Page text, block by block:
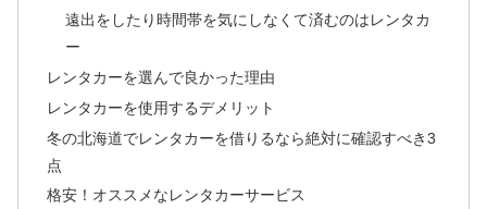
遠出をしたり時間帯を気にしなくて済むのはレンタカ
ー
レンタカーを選んで良かった理由
レンタカーを使用するデメリット
冬の北海道でレンタカーを借りるなら絶対に確認すべき3
点
格安！オススメなレンタカーサービス